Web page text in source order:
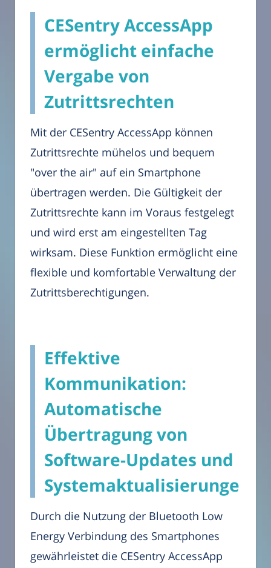
CESentry AccessApp
ermöglicht einfache
Vergabe von
Zutrittsrechten
Mit der CESentry AccessApp können
Zutrittsrechte mühelos und bequem
"over the air" auf ein Smartphone
übertragen werden. Die Gültigkeit der
Zutrittsrechte kann im Voraus festgelegt
und wird erst am eingestellten Tag
wirksam. Diese Funktion ermöglicht eine
flexible und komfortable Verwaltung der
Zutrittsberechtigungen.
Effektive
Kommunikation:
Automatische
Übertragung von
Software-Updates und
Systemaktualisierungen
Durch die Nutzung der Bluetooth Low
Energy Verbindung des Smartphones
gewährleistet die CESentry AccessApp